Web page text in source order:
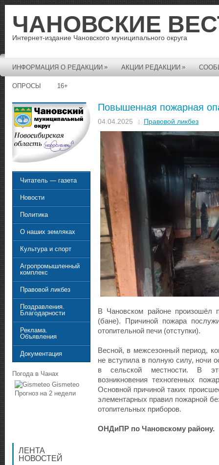
ЧАНОВСКИЕ
Интернет-издание Чановского муниципального округа
ИНФОРМАЦИЯ О РЕДАКЦИИ » АКЦИИ РЕДАКЦИИ »
ОПРОСЫ 16+
Повышенная пожарная
04.04.2025 Правовой ликбез
В Чановском районе произошёл
(бане). Причиной пожара
отопительной печи (отступки).
Весной, в межсезонный период,
не вступила в полную силу, ночи
в сельской местности. В
возникновения техногенных
Основной причиной таких
элементарных правил пожарной
отопительных приборов.
ОНДиПР по Чановскому району.
Читатель — газета
Новости
Политика
О наших земляках
Культура и спорт
Агропромышленный
комплекс
Правовой ликбез
Поздравления.
Благодарности
Реклама.
Объявления
Документация
Погода в Чанах
Gismeteo
Прогноз на 2 недели
ЛЕНТА
НОВОСТЕЙ